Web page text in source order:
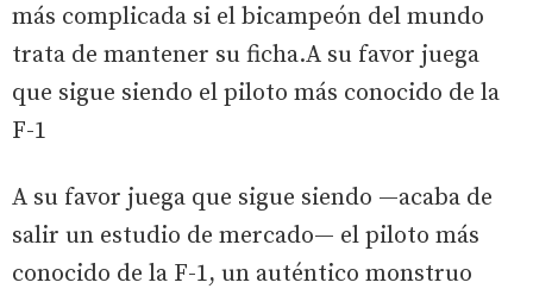
más complicada si el bicampeón del mundo
trata de mantener su ficha.A su favor juega
que sigue siendo el piloto más conocido de la
F-1
A su favor juega que sigue siendo —acaba de
salir un estudio de mercado— el piloto más
conocido de la F-1, un auténtico monstruo